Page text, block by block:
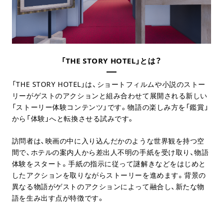
「THE STORY HOTEL」とは？
「THE STORY HOTEL」は、ショートフィルムや小説のストー
リーがゲストのアクションと組み合わせて展開される新しい
「ストーリー体験コンテンツ」です。物語の楽しみ方を「鑑賞」
から「体験」へと転換させる試みです。
訪問者は、映画の中に入り込んだかのような世界観を持つ空
間で、ホテルの案内人から差出人不明の手紙を受け取り、物語
体験をスタート。手紙の指示に従って謎解きなどをはじめと
したアクションを取りながらストーリーを進めます。背景の
異なる物語がゲストのアクションによって融合し、新たな物
語を生み出す点が特徴です。